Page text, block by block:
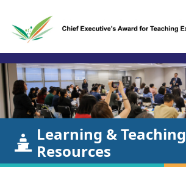
Learning & Teaching
Resources